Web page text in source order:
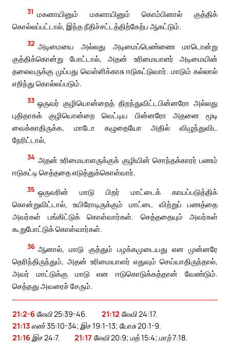
31 மகனாயினும் மகளாயினும் கொம்பினால் குத்திக்
கொல்லப்பட்டால், இந்த நீதிச்சட்டத்திற்கேற்ப ஆகட்டும்.
32 அடிமையை அல்லது அடிமைப்பெண்ணை மாடொன்று
குத்திக்கொன்று போட்டால், அதன் உரிமையாளர் அடிமையின்
தலைவருக்கு முப்பது வெள்ளிக்காசு ஈடுகட்டுவார். மாடும் கல்லால்
எறிந்து கொல்லப்படும்.
33 ஒருவர் குழியொன்றைத் திறந்துவிட்டபின்னரோ அல்லது
புதிதாகக் குழியொன்றை வெட்டிய பின்னரோ அதனை மூடி
வைக்காதிருக்க, மாடோ கழுதையோ அதில் விழுந்துவிட
நேரிட்டால்,
34 அதன் உரிமையாளருக்குக் குழியின் சொந்தக்காரர் பணம்
ஈடுகட்டி செத்ததை எடுத்துக்கொள்வார்.
35 ஒருவரின் மாடு பிறர் மாட்டைக் காயப்படுத்திக்
கொன்றுவிட்டால், உயிரோடிருக்கும் மாட்டை விற்றுப் பணத்தை
அவர்கள் பங்கிட்டுக் கொள்வார்கள். செத்ததையும் அவர்கள்
கூறுபோட்டுக் கொள்வார்கள்.
36 ஆனால், மாடு குத்தும் பழக்கமுடையது என முன்னரே
தெரிந்திருந்தும், அதன் உரிமையாளர் எதுவும் செய்யாதிருந்தால்,
அவர் மாட்டுக்கு மாடு என ஈடுகொடுக்கத்தான் வேண்டும்.
செத்தது அவரைச் சேரும்.
21:2-6 லேவி 25:39-46. 21:12 லேவி 24:17.
21:13எண் 35:10-34; இச 19:1-13; யோசு 20:1-9.
21:16 இச 24:7. 21:17 லேவி 20:9; மத் 15:4; மாற் 7:18.